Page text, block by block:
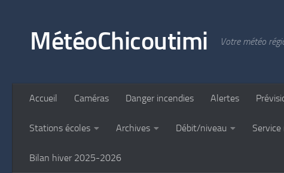
MétéoChicoutimi Votre météo
Accueil Caméras Danger incendies Alertes
Stations écoles Archives Débit/niveau
Bilan hiver 2025-2026